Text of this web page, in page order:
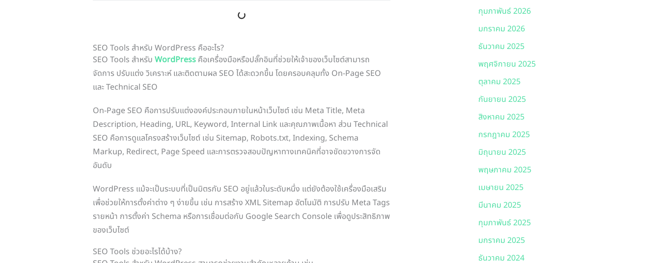
SEO Tools สำหรับ WordPress คืออะไร?
SEO Tools สำหรับ WordPressคือเครื่องมือหรือปลั๊กอินที่ช่วยให้เจ้าของเว็บไซต์สามารถ
จัดการ ปรับแต่ง วิเคราะห์ และติดตามผล SEO ได้สะดวกขึ้น โดยครอบคลุมทั้ง On-Page SEO
และ Technical SEO
On-Page SEO คือการปรับแต่งองค์ประกอบภายในหน้าเว็บไซต์ เช่น Meta Title, Meta
Description, Heading, URL, Keyword, Internal Link และคุณภาพเนื้อหา ส่วน Technical
SEO คือการดูแลโครงสร้างเว็บไซต์ เช่น Sitemap, Robots.txt, Indexing, Schema
Markup, Redirect, Page Speed และการตรวจสอบปัญหาทางเทคนิคที่อาจขัดขวางการจัด
อันดับ
WordPress แม้จะเป็นระบบที่เป็นมิตรกับ SEO อยู่แล้วในระดับหนึ่ง แต่ยังต้องใช้เครื่องมือเสริม
เพื่อช่วยให้การตั้งค่าต่าง ๆ ง่ายขึ้น เช่น การสร้าง XML Sitemap อัตโนมัติ การปรับ Meta Tags
รายหน้า การตั้งค่า Schema หรือการเชื่อมต่อกับ Google Search Console เพื่อดูประสิทธิภาพ
ของเว็บไซต์
SEO Tools ช่วยอะไรได้บ้าง?
กุมภาพันธ์ 2026
มกราคม 2026
ธันวาคม 2025
พฤศจิกายน 2025
ตุลาคม 2025
กันยายน 2025
สิงหาคม 2025
กรกฎาคม 2025
มิถุนายน 2025
พฤษภาคม 2025
เมษายน 2025
มีนาคม 2025
กุมภาพันธ์ 2025
มกราคม 2025
ธันวาคม 2024